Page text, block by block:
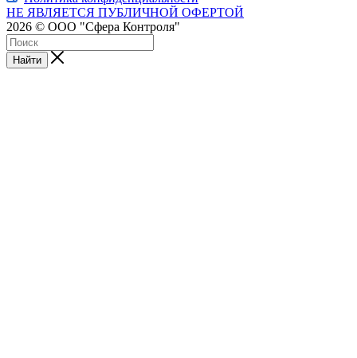
НЕ ЯВЛЯЕТСЯ ПУБЛИЧНОЙ ОФЕРТОЙ
2026 © ООО "Сфера Контроля"
Найти